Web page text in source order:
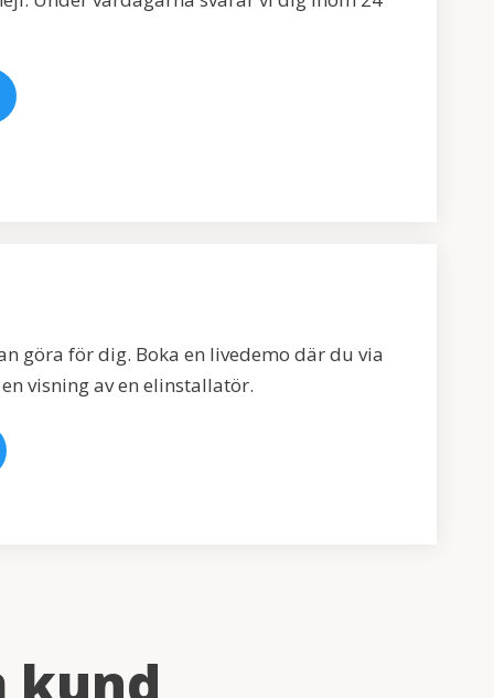
göra för dig. Boka en livedemo där du via
visning av en elinstallatör.
kund